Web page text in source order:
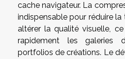
cache navigateur. La
indispensable pour réduire la
altérer la qualité visuelle, ce
rapidement les galeries
portfolios de créations. Le